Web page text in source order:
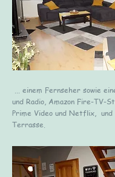
... einem Fernseher sowie
und Radio, Amazon Fire-TV-
Prime Video und Netflix, und
Terrasse.